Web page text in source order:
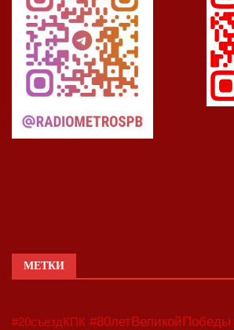
МЕТКИ
#20съездКПК #80летВеликойПобеды